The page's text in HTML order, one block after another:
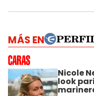
MÁS EN
Nicole
look